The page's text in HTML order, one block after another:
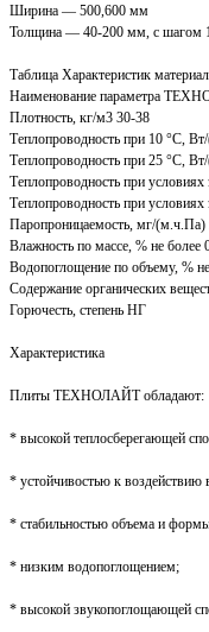
Ширина — 500,600 мм
Толщина — 40-200 мм, с шагом
Таблица Характеристик
Наименование параметра
Плотность, кг/м3 30-38
Теплопроводность при 10 °С,
Теплопроводность при 25 °С,
Теплопроводность при
Теплопроводность при
Паропроницаемость, мг/(м.ч.Па)
Влажность по массе, % не более
Водопоглощение по объему, %
Содержание органических
Горючесть, степень НГ
Характеристика
Плиты ТЕХНОЛАЙТ обладают:
* высокой теплосберегающей
* устойчивостью к воздействию
* стабильностью объема и
* низким водопоглощением;
* высокой звукопоглощающей